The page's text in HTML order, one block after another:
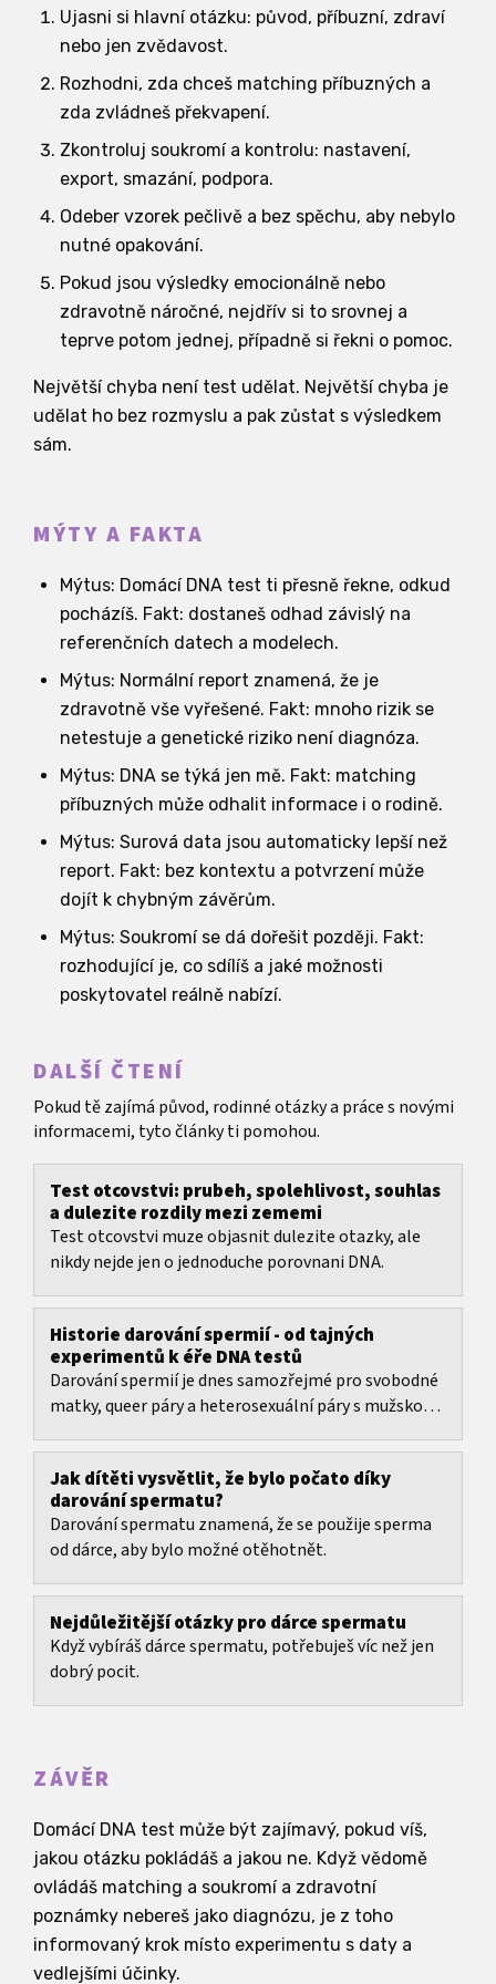
Ujasni si hlavní otázku: původ, příbuzní, zdraví
nebo jen zvědavost.
Rozhodni, zda chceš matching příbuzných a
zda zvládneš překvapení.
Zkontroluj soukromí a kontrolu: nastavení,
export, smazání, podpora.
Odeber vzorek pečlivě a bez spěchu, aby nebylo
nutné opakování.
Pokud jsou výsledky emocionálně nebo
zdravotně náročné, nejdřív si to srovnej a
teprve potom jednej, případně si řekni o pomoc.
Největší chyba není test udělat. Největší chyba je
udělat ho bez rozmyslu a pak zůstat s výsledkem
sám.
MÝTY A FAKTA
Mýtus: Domácí DNA test ti přesně řekne, odkud
pocházíš. Fakt: dostaneš odhad závislý na
referenčních datech a modelech.
Mýtus: Normální report znamená, že je
zdravotně vše vyřešené. Fakt: mnoho rizik se
netestuje a genetické riziko není diagnóza.
Mýtus: DNA se týká jen mě. Fakt: matching
příbuzných může odhalit informace i o rodině.
Mýtus: Surová data jsou automaticky lepší než
report. Fakt: bez kontextu a potvrzení může
dojít k chybným závěrům.
Mýtus: Soukromí se dá dořešit později. Fakt:
rozhodující je, co sdílíš a jaké možnosti
poskytovatel reálně nabízí.
DALŠÍ ČTENÍ
Pokud tě zajímá původ, rodinné otázky a práce s novými
informacemi, tyto články ti pomohou.
Test otcovstvi: prubeh, spolehlivost, souhlas
a dulezite rozdily mezi zememi
Test otcovstvi muze objasnit dulezite otazky, ale
nikdy nejde jen o jednoduche porovnani DNA.
Historie darování spermií - od tajných
experimentů k éře DNA testů
Darování spermií je dnes samozřejmé pro svobodné
matky, queer páry a heterosexuální páry s mužskou
Jak dítěti vysvětlit, že bylo počato díky
darování spermatu?
Darování spermatu znamená, že se použije sperma
od dárce, aby bylo možné otěhotnět.
Nejdůležitější otázky pro dárce spermatu
Když vybíráš dárce spermatu, potřebuješ víc než jen
dobrý pocit.
ZÁVĚR
Domácí DNA test může být zajímavý, pokud víš,
jakou otázku pokládáš a jakou ne. Když vědomě
ovládáš matching a soukromí a zdravotní
poznámky nebereš jako diagnózu, je z toho
informovaný krok místo experimentu s daty a
vedlejšími účinky.